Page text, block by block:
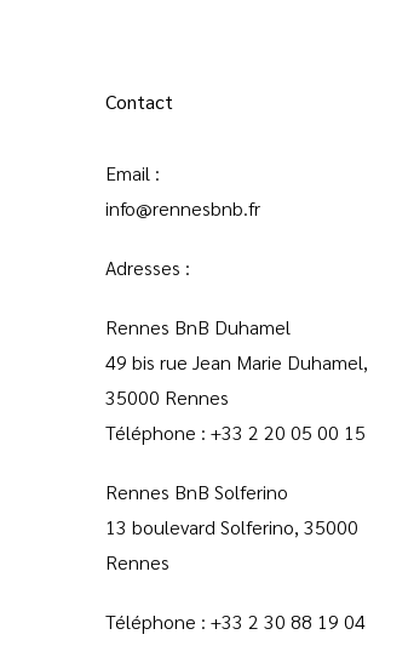
Contact
Email :
info@rennesbnb.fr
Adresses :
Rennes BnB Duhamel
49 bis rue Jean Marie Duhamel,
35000 Rennes
Téléphone : +33 2 20 05 00 15
Rennes BnB Solferino
13 boulevard Solferino, 35000
Rennes
Téléphone : +33 2 30 88 19 04